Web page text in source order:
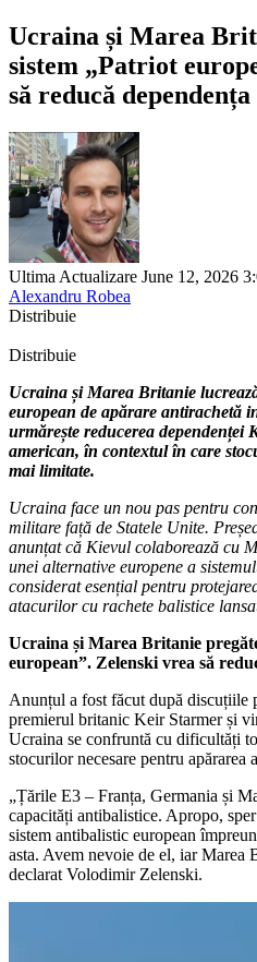
Ucraina și Marea
sistem „Patriot
să reducă dependența
Ultima Actualizare June 12, 2026
Alexandru Robea
Distribuie
Distribuie
Ucraina și Marea Britanie
european de apărare antirachetă
urmărește reducerea dependenței
american, în contextul în care
mai limitate.
Ucraina face un nou pas pentru
militare față de Statele Unite.
anunțat că Kievul colaborează cu
unei alternative europene a
considerat esențial pentru
atacurilor cu rachete balistice
Ucraina și Marea Britanie
european”. Zelenski vrea să
Anunțul a fost făcut după discuțiile
premierul britanic Keir Starmer și
Ucraina se confruntă cu dificultăți
stocurilor necesare pentru apărarea
„Țările E3 – Franța, Germania și
capacități antibalistice. Apropo,
sistem antibalistic european
asta. Avem nevoie de el, iar Marea
declarat Volodimir Zelenski.